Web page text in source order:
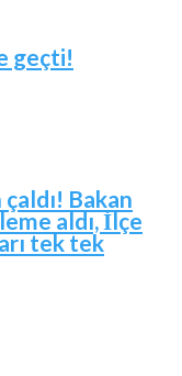
geçti!
Bakan
aldı, İlçe
tek tek